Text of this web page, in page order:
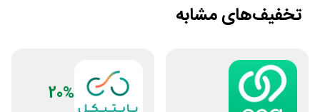
تخفیف‌های مشابه
20%